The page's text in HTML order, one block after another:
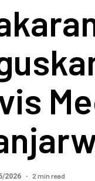
2026 2 min read